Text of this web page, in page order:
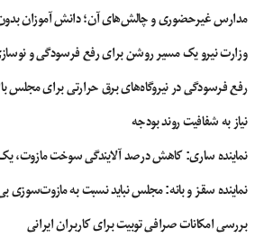
مدارس غیرحضوری و چالش‌های آن؛ دانش آموزان
وزارت نیرو یک مسیر روشن برای رفع فرسودگی و
رفع فرسودگی در نیروگاه‌های برق حرارتی برای مجلس
نیاز به شفافیت روند بودجه
نماینده ساری: کاهش درصد آلایندگی سوخت مازوت،
نماینده سقز و بانه: مجلس نباید نسبت به مازوت‌سوزی
بررسی امکانات صرافی توبیت برای کاربران ایرانی